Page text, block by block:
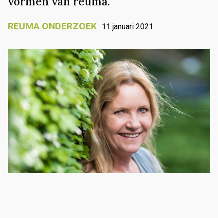
REUMA ONDERZOEK 11 januari 2021